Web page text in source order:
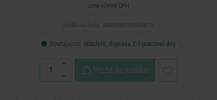
cena včetně DPH
Dostupnost: skladem, doprava 2-5 pracovní dny
Vložit do košíku